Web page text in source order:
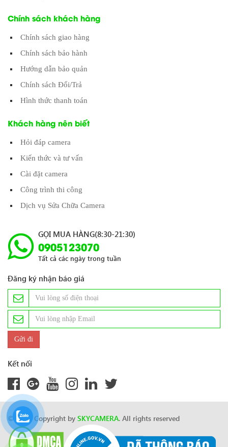
Chính sách khách hàng
Chính sách giao hàng
Chính sách bảo hành
Hướng dẫn bảo quản
Chính sách Đổi/Trả
Hình thức thanh toán
Khách hàng nên biết
Hỏi đáp camera
Kiến thức và tư vấn
Cài đặt camera
Công trình thi công
Dịch vụ Sửa Chữa Camera
GỌI MUA HÀNG(8:30-21:30)
0905123070
Tất cả các ngày trong tuần
Đăng ký nhận báo giá
Kết nối
© 2024 Copyright by SKYCAMERA. All rights reserved